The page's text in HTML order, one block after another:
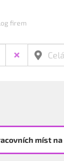
firem
míst na